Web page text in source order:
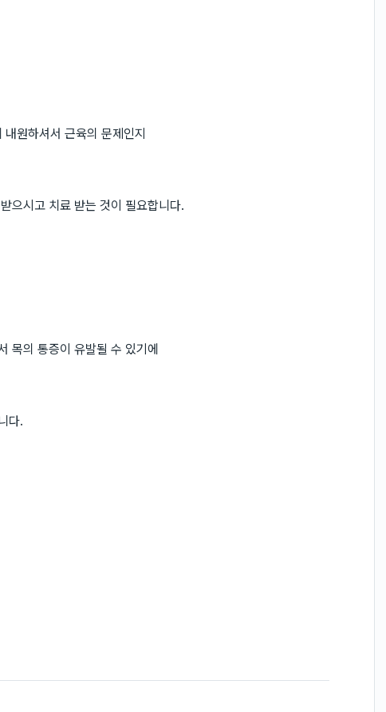
원하셔서 근육의 문제인지
으시고 치료 받는 것이 필요합니다.
목의 통증이 유발될 수 있기에
다.